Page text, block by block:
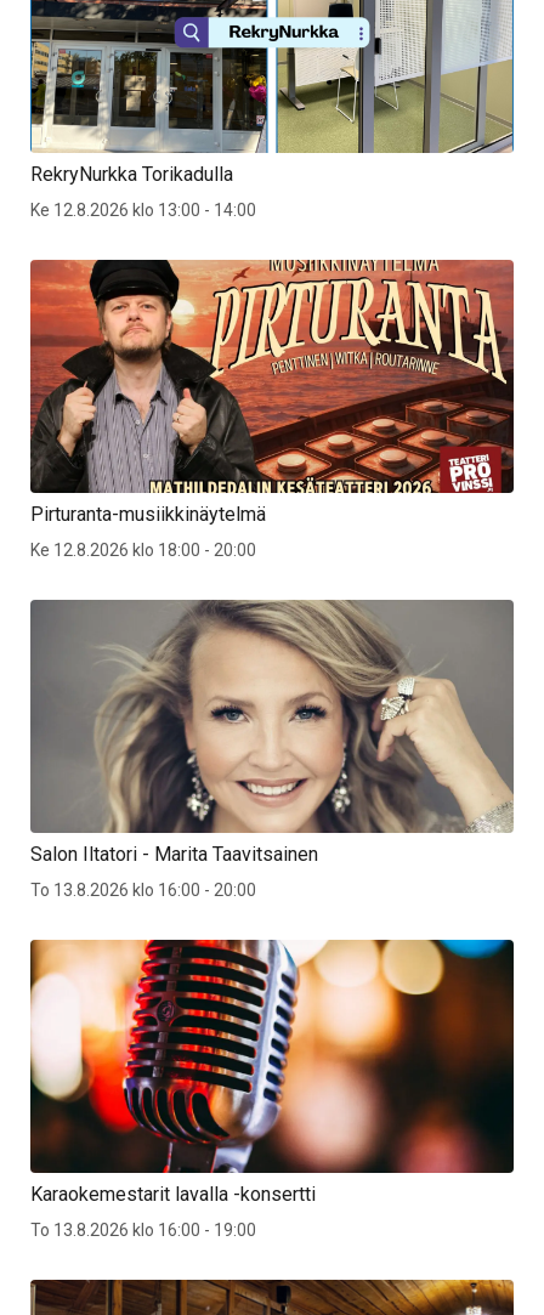
RekryNurkka Torikadulla
Ke 12.8.2026 klo 13:00 - 14:00
Pirturanta-musiikkinäytelmä
Ke 12.8.2026 klo 18:00 - 20:00
Salon Iltatori - Marita Taavitsainen
To 13.8.2026 klo 16:00 - 20:00
Karaokemestarit lavalla -konsertti
To 13.8.2026 klo 16:00 - 19:00